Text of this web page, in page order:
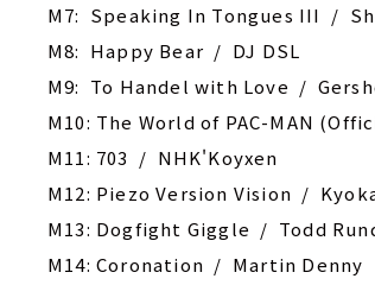
M7: Speaking In Tongues III /
M8: Happy Bear / DJ DSL
M9: To Handel with Love /
M10: The World of PAC-MAN
M11: 703 / NHK'Koyxen
M12: Piezo Version Vision /
M13: Dogfight Giggle / Todd
M14: Coronation / Martin Denny